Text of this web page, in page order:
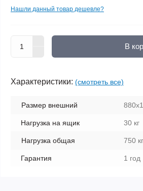
Нашли данный товар дешевле?
В
Характеристики: (смотреть все)
Размер внешний
Нагрузка на ящик 30 кг
Нагрузка общая 750 кг
Гарантия 1 год